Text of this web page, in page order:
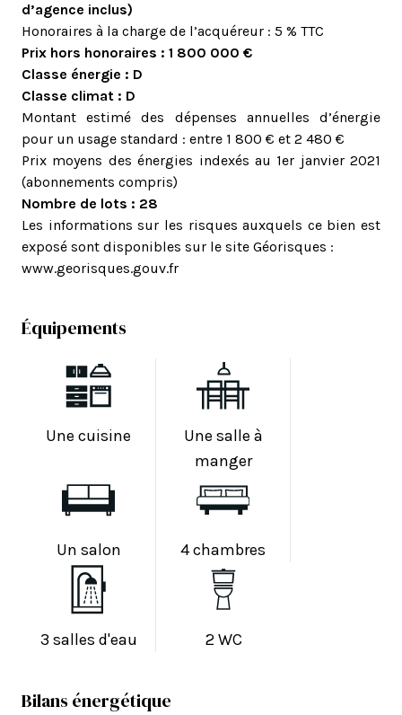
d’agence inclus)
Honoraires à la charge de l’acquéreur : 5 % TTC
Prix hors honoraires : 1 800 000 €
Classe énergie : D
Classe climat : D
Montant estimé des dépenses annuelles d’énergie
pour un usage standard : entre 1 800 € et 2 480 €
Prix moyens des énergies indexés au 1er janvier 2021
(abonnements compris)
Nombre de lots : 28
Les informations sur les risques auxquels ce bien est
exposé sont disponibles sur le site Géorisques :
www.georisques.gouv.fr
Équipements
Une cuisine
Une salle à
manger
Un salon 4 chambres
3 salles d'eau 2 WC
Bilans énergétique